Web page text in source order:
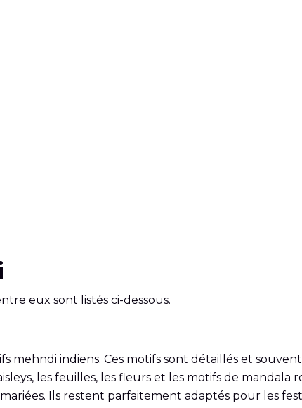
eux sont listés ci-dessous.
mehndi indiens. Ces motifs sont détaillés et
les feuilles, les fleurs et les motifs de mandala
Ils restent parfaitement adaptés pour les